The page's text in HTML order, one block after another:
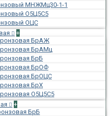
МНЖМц30-1-1
О5Ц5С5
ОЦС
+
БрАЖ
БрАМц
БрБ
БрОФ
БрОЦС
БрХ
О5Ц5С5
+
БрБ